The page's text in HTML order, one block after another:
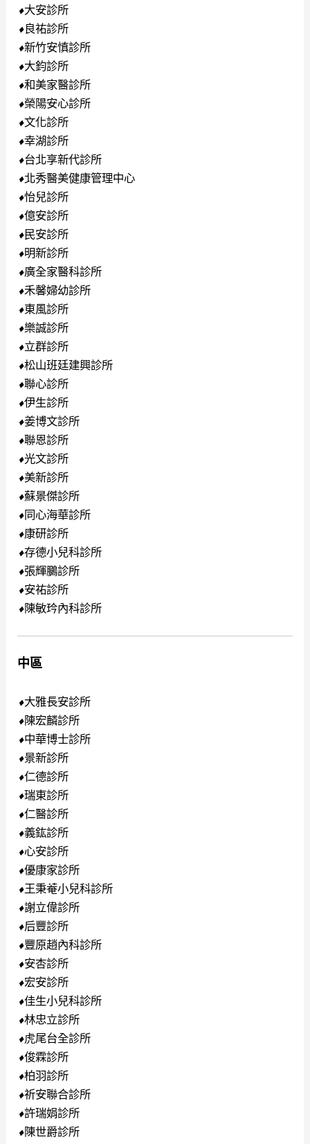
⬧大安診所
⬧良祐診所
⬧新竹安慎診所
⬧大鈞診所
⬧和美家醫診所
⬧榮陽安心診所
⬧文化診所
⬧幸湖診所
⬧台北享新代診所
⬧北秀醫美健康管理中心
⬧怡兒診所
⬧億安診所
⬧民安診所
⬧明新診所
⬧廣全家醫科診所
⬧禾馨婦幼診所
⬧東風診所
⬧樂誠診所
⬧立群診所
⬧松山班廷建興診所
⬧聯心診所
⬧伊生診所
⬧姜博文診所
⬧聯恩診所
⬧光文診所
⬧美新診所
⬧蘇景傑診所
⬧同心海華診所
⬧康研診所
⬧存德小兒科診所
⬧張輝鵩診所
⬧安祐診所
⬧陳敏玪內科診所
中區
⬧大雅長安診所
⬧陳宏麟診所
⬧中華博士診所
⬧景新診所
⬧仁德診所
⬧瑞東診所
⬧仁醫診所
⬧義鈜診所
⬧心安診所
⬧優康家診所
⬧王秉菴小兒科診所
⬧謝立偉診所
⬧后豐診所
⬧豐原趙內科診所
⬧安杏診所
⬧宏安診所
⬧佳生小兒科診所
⬧林忠立診所
⬧虎尾台全診所
⬧俊霖診所
⬧柏羽診所
⬧祈安聯合診所
⬧許瑞娟診所
⬧陳世爵診所